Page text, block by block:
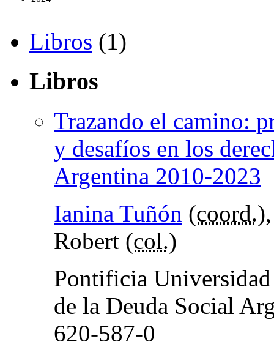
Libros (1)
Libros
Trazando el camino:
y desafíos en los
Argentina 2010-2023
Ianina Tuñón (coord.
Robert (col.)
Pontificia
de la Deuda Social
620-587-0